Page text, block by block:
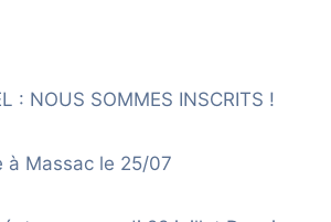
: NOUS SOMMES INSCRITS !
à Massac le 25/07